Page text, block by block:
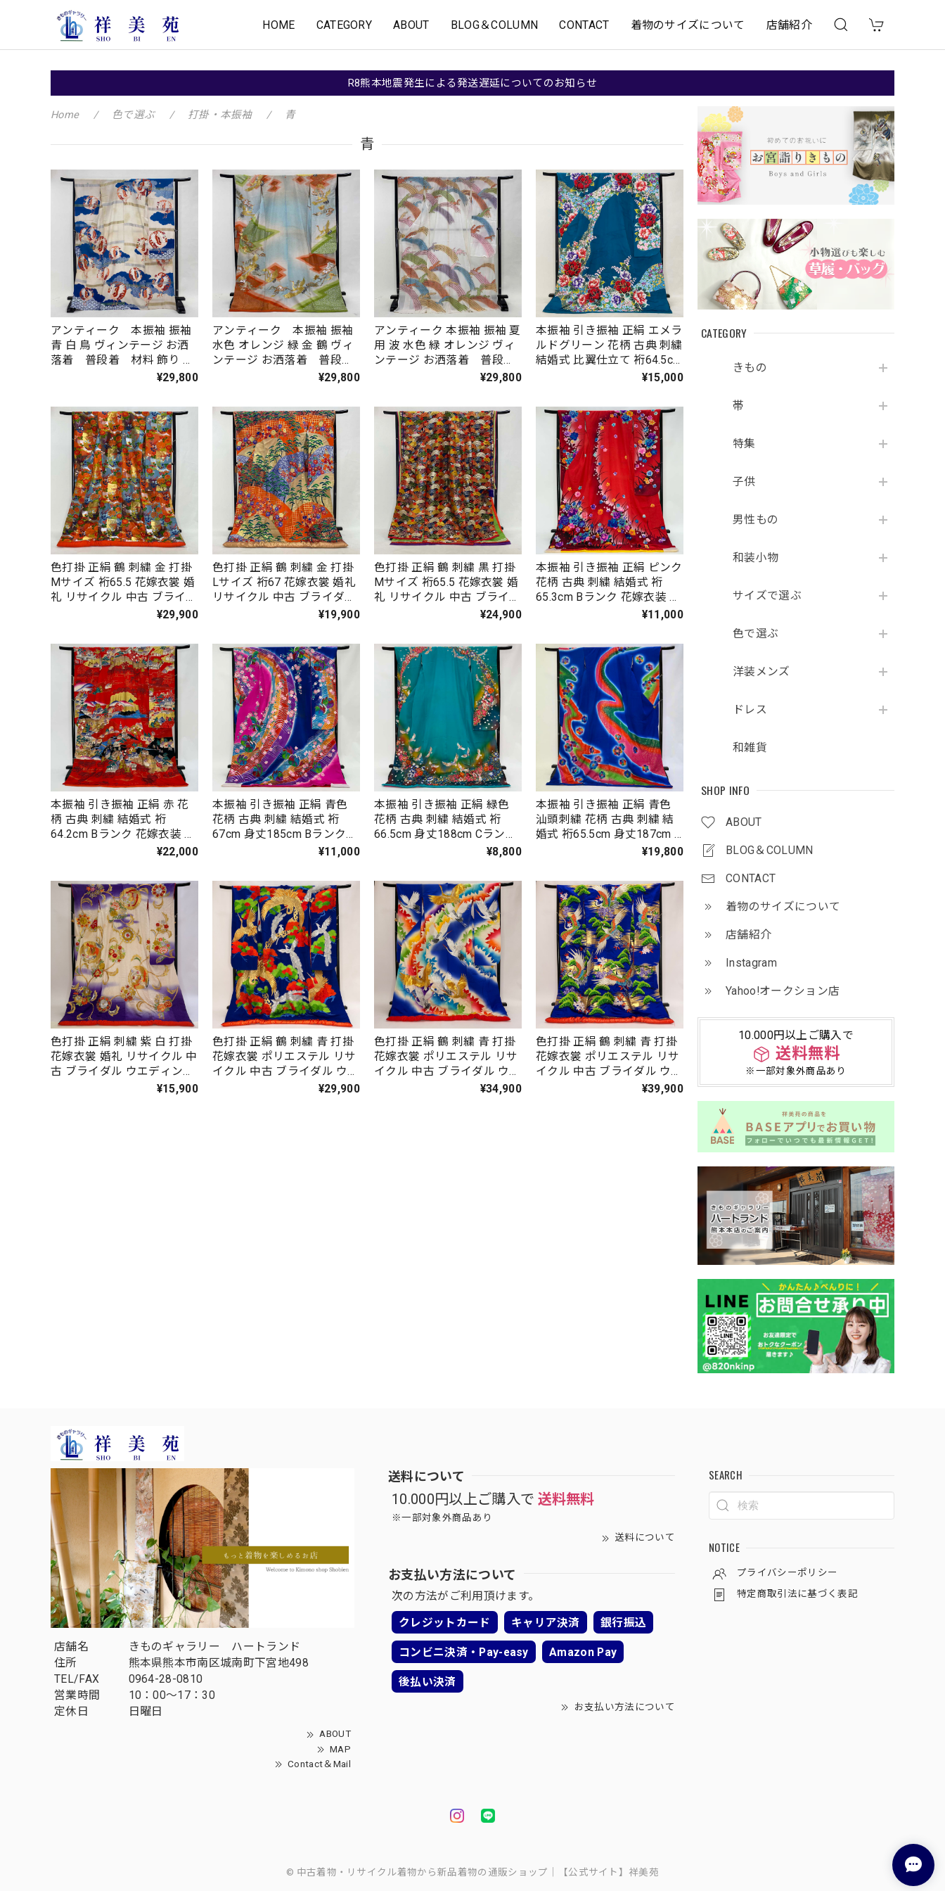
HOME CATEGORY ABOUT BLOG＆COLUMN CONTACT 着物のサイズについて 店舗紹介
R8熊本地震発生による発送遅延についてのお知らせ
CATEGORY
きもの
帯
特集
子供
男性もの
和装小物
サイズで選ぶ
色で選ぶ
洋装メンズ
ドレス
和雑貨
SHOP INFO
ABOUT
BLOG＆COLUMN
CONTACT
着物のサイズについて
店舗紹介
Instagram
Yahoo!オークション店
10.000円以上ご購入で
送料無料
※一部対象外商品あり
Home 色で選ぶ 打掛・本振袖 青
青
アンティーク 本振袖 振袖
青 白 鳥 ヴィンテージ お洒
落着 普段着 材料 飾り 正
絹 裄丈62.5cm 身丈
ズ 1509
¥29,800
アンティーク 本振袖 振袖
水色 オレンジ 緑 金 鶴 ヴィ
ンテージ お洒落着 普段
着 材料 飾り 正絹 裄丈
ク Mサイズ 1508
¥29,800
アンティーク 本振袖 振袖 夏
用 波 水色 緑 オレンジ ヴィ
ンテージ お洒落着 普段
着 材料 飾り 正絹 裄丈
ク Mサイズ 1514
¥29,800
本振袖 引き振袖 正絹 エメラ
ルドグリーン 花柄 古典 刺繍
結婚式 比翼仕立て 裄64.5cm
身丈178cm Aランク 花嫁衣
¥15,000
色打掛 正絹 鶴 刺繍 金 打掛
Mサイズ 裄65.5 花嫁衣裳 婚
礼 リサイクル 中古 ブライダ
ル ウエディング 着物 3969
¥29,900
色打掛 正絹 鶴 刺繍 金 打掛
Lサイズ 裄67 花嫁衣裳 婚礼
リサイクル 中古 ブライダル
ウエディング 着物 4026¥19,900
色打掛 正絹 鶴 刺繍 黒 打掛
Mサイズ 裄65.5 花嫁衣裳 婚
礼 リサイクル 中古 ブライダ
ル ウエディング 着物 4033
¥24,900
本振袖 引き振袖 正絹 ピンク
花柄 古典 刺繍 結婚式 裄
65.3cm Bランク 花嫁衣装 M
¥11,000
本振袖 引き振袖 正絹 赤 花
柄 古典 刺繍 結婚式 裄
64.2cm Bランク 花嫁衣装 M
¥22,000
本振袖 引き振袖 正絹 青色
花柄 古典 刺繍 結婚式 裄
67cm 身丈185cm Bランク
花嫁衣装 Lサイズ 4931¥11,000
本振袖 引き振袖 正絹 緑色
花柄 古典 刺繍 結婚式 裄
66.5cm 身丈188cm Cランク
花嫁衣装 Mサイズ 4935¥8,800
本振袖 引き振袖 正絹 青色
汕頭刺繍 花柄 古典 刺繍 結
婚式 裄65.5cm 身丈187cm B
ランク 花嫁衣装 Mサイズ
¥19,800
色打掛 正絹 刺繍 紫 白 打掛
花嫁衣裳 婚礼 リサイクル 中
古 ブライダル ウエディング
¥15,900
色打掛 正絹 鶴 刺繍 青 打掛
花嫁衣裳 ポリエステル リサ
イクル 中古 ブライダル ウエ
¥29,900
色打掛 正絹 鶴 刺繍 青 打掛
花嫁衣裳 ポリエステル リサ
イクル 中古 ブライダル ウエ
¥34,900
色打掛 正絹 鶴 刺繍 青 打掛
花嫁衣裳 ポリエステル リサ
イクル 中古 ブライダル ウエ
¥39,900
店舗名
きものギャラリー ハートランド
住所
熊本県熊本市南区城南町下宮地498
TEL/FAX
0964-28-0810
営業時間
10：00～17：30
定休日
日曜日
ABOUT
MAP
Contact＆Mail
送料について
10.000円以上ご購入で 送料無料
※一部対象外商品あり
送料について
お支払い方法について
次の方法がご利用頂けます。
クレジットカード
キャリア決済 銀行振込
コンビニ決済・Pay-easy Amazon Pay
後払い決済
お支払い方法について
SEARCH
NOTICE
プライバシーポリシー
特定商取引法に基づく表記
© 中古着物・リサイクル着物から新品着物の通販ショップ｜【公式サイト】祥美苑